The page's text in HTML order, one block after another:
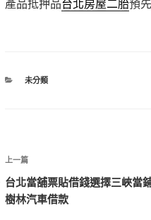
產品抵押品台北房屋二胎預
分
未分類
文
章
導
上
一
篇
上一篇
台北當舖票貼借錢選擇三峽當
樹林汽車借款